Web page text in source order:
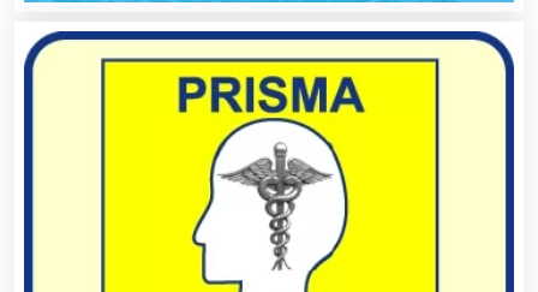
Boutiques
Cafeterías